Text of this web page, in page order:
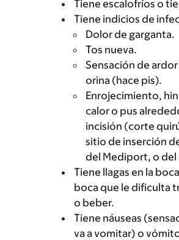
Tiene escalofríos o
Tiene indicios de
Dolor de garganta.
Tos nueva.
Sensación de
orina (hace pis).
Enrojecimiento,
calor o pus
incisión (corte
sitio de inserción
del Mediport, o del
Tiene llagas en la
boca que le dificulta
o beber.
Tiene náuseas
va a vomitar) o